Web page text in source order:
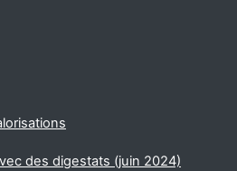
des digestats (juin 2024)